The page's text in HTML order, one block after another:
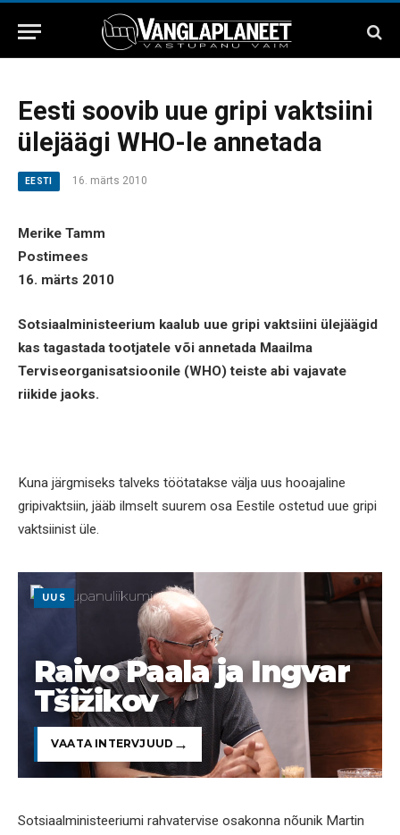
Eesti soovib uue gripi vaktsiini
ülejäägi WHO-le annetada
EESTI 16. märts 2010
Merike Tamm
Postimees
16. märts 2010
Sotsiaalministeerium kaalub uue gripi vaktsiini ülejäägid
kas tagastada tootjatele või annetada Maailma
Terviseorganisatsioonile (WHO) teiste abi vajavate
riikide jaoks.
Kuna järgmiseks talveks töötatakse välja uus hooajaline
gripivaktsiin, jääb ilmselt suurem osa Eestile ostetud uue gripi
vaktsiinist üle.
UUS
Raivo Paala ja Ingvar
Tšižikov
VAATA INTERVJUUD
Sotsiaalministeeriumi rahvatervise osakonna nõunik Martin